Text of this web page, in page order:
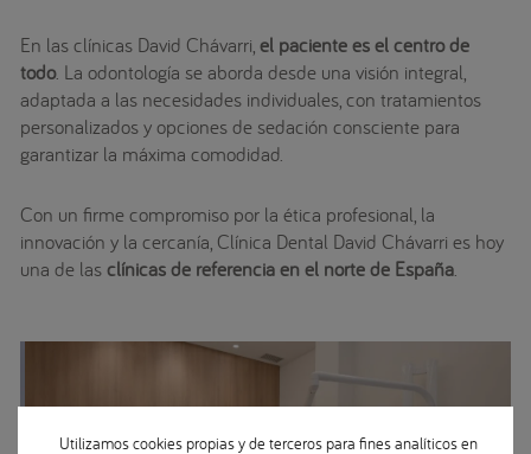
En las clínicas David Chávarri,el paciente es el centro de
todo. La odontología se aborda desde una visión integral,
adaptada a las necesidades individuales, con tratamientos
personalizados y opciones de sedación consciente para
garantizar la máxima comodidad.
Con un firme compromiso por la ética profesional, la
innovación y la cercanía, Clínica Dental David Chávarri es hoy
una de lasclínicas de referencia en el norte de España
Utilizamos cookies propias y de terceros para fines analíticos en